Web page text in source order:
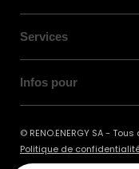
Services
Infos pour
© RENO.ENERGY SA -
Politique de